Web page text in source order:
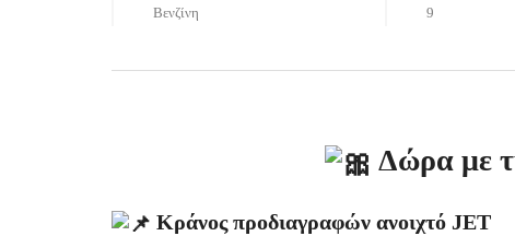
Βενζίνη
9
Δώρα με
Κράνος προδιαγραφών ανοιχτό JET